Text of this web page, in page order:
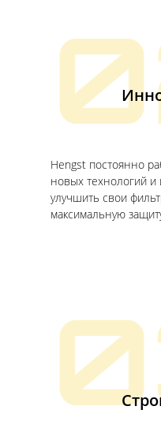
Hengst постоянно
новых технологий
улучшить свои
максимальную